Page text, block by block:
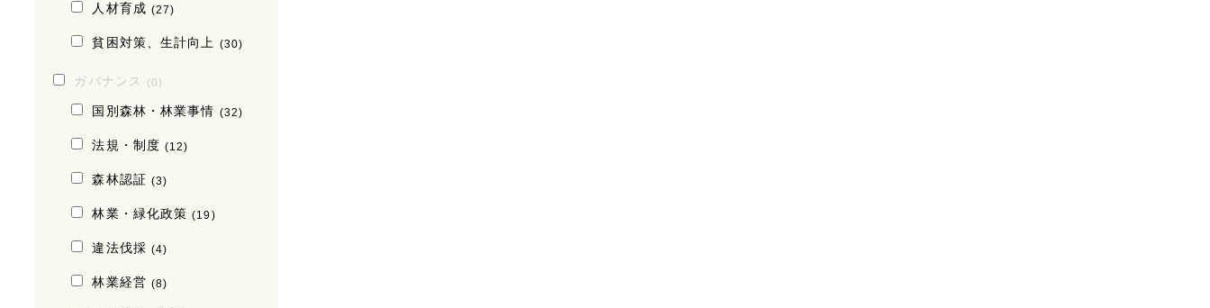
人材育成 (27)
貧困対策、生計向上 (30)
ガバナンス (0)
国別森林・林業事情 (32)
法規・制度 (12)
森林認証 (3)
林業・緑化政策 (19)
違法伐採 (4)
林業経営 (8)